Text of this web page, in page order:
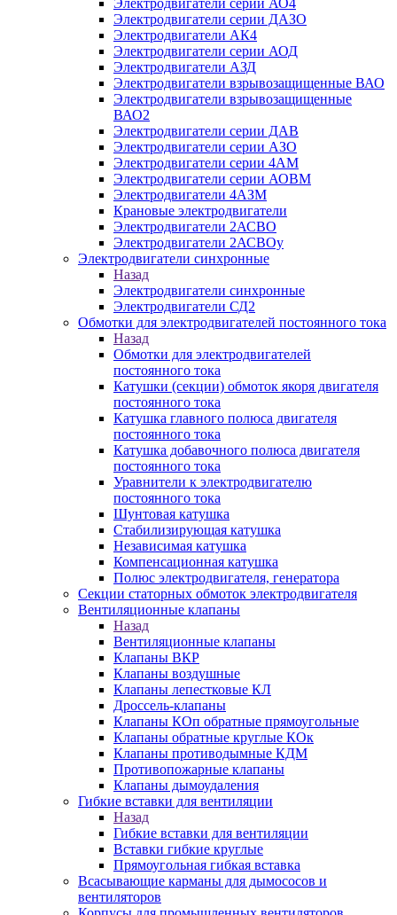
Электродвигатели серии АО4
Электродвигатели серии ДАЗО
Электродвигатели АК4
Электродвигатели серии АОД
Электродвигатели АЗД
Электродвигатели взрывозащищенные ВАО
Электродвигатели взрывозащищенные
ВАО2
Электродвигатели серии ДАВ
Электродвигатели серии АЗО
Электродвигатели серии 4АМ
Электродвигатели серии АОВМ
Электродвигатели 4АЗМ
Крановые электродвигатели
Электродвигатели 2АСВО
Электродвигатели 2АСВОу
Электродвигатели синхронные
Назад
Электродвигатели синхронные
Электродвигатели СД2
Обмотки для электродвигателей постоянного тока
Назад
Обмотки для электродвигателей
постоянного тока
Катушки (секции) обмоток якоря двигателя
постоянного тока
Катушка главного полюса двигателя
постоянного тока
Катушка добавочного полюса двигателя
постоянного тока
Уравнители к электродвигателю
постоянного тока
Шунтовая катушка
Стабилизирующая катушка
Независимая катушка
Компенсационная катушка
Полюс электродвигателя, генератора
Секции статорных обмоток электродвигателя
Вентиляционные клапаны
Назад
Вентиляционные клапаны
Клапаны ВКР
Клапаны воздушные
Клапаны лепестковые КЛ
Дроссель-клапаны
Клапаны КОп обратные прямоугольные
Клапаны обратные круглые КОк
Клапаны противодымные КДМ
Противопожарные клапаны
Клапаны дымоудаления
Гибкие вставки для вентиляции
Назад
Гибкие вставки для вентиляции
Вставки гибкие круглые
Прямоугольная гибкая вставка
Всасывающие карманы для дымососов и
вентиляторов